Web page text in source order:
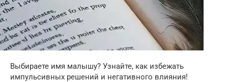
Выбираете имя малышу? Узнайте, как избежать
импульсивных решений и негативного влияния!